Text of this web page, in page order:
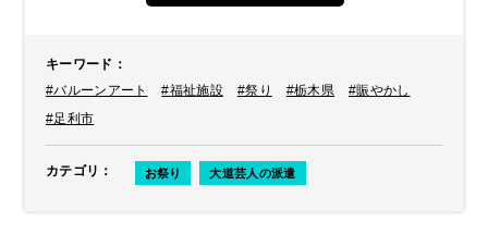
栃木県足利市
キーワード ：
#バルーンアート
#福祉施設 #祭り #栃木県
#賑やかし
#足利市
カテゴリ ： お祭り 大道芸人の派遣